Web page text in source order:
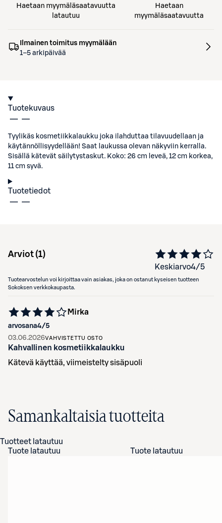
Haetaan myymäläsaatavuutta
latautuu
Haetaan
myymäläsaatavuutta
Ilmainen toimitus myymälään
1–5 arkipäivää
Tuotekuvaus
Tyylikäs kosmetiikkalaukku joka ilahduttaa tilavuudellaan ja
käytännöllisyydellään! Saat laukussa olevan näkyviin kerralla.
Sisällä kätevät säilytystaskut. Koko: 26 cm leveä, 12 cm korkea,
11 cm syvä.
Tuotetiedot
Arviot (1)
Keskiarvo4/5
Tuotearvostelun voi kirjoittaa vain asiakas, joka on ostanut kyseisen tuotteen
Sokoksen verkkokaupasta.
arvosana4/5
Mirka
03.06.2026VAHVISTETTU OSTO
Kahvallinen kosmetiikkalaukku
Kätevä käyttää, viimeistelty sisäpuoli
Samankaltaisia tuotteita
Tuotteet latautuu
Tuote latautuu
Tuote latautuu